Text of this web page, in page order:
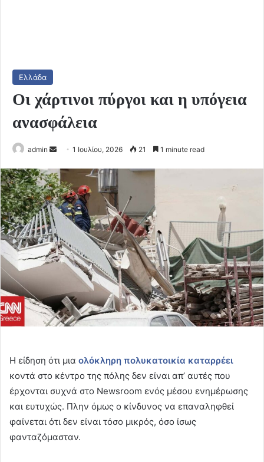
Ελλάδα
Οι χάρτινοι πύργοι και η υπόγεια
ανασφάλεια
admin
Send
email
1 Ιουλίου, 2026 21 1 minute read
Η είδηση ότι μια ολόκληρη πολυκατοικία καταρρέει
κοντά στο κέντρο της πόλης δεν είναι απ’ αυτές που
έρχονται συχνά στο Newsroom ενός μέσου ενημέρωσης
και ευτυχώς. Πλην όμως o κίνδυνος να επαναληφθεί
φαίνεται ότι δεν είναι τόσο μικρός, όσο ίσως
φανταζόμασταν.